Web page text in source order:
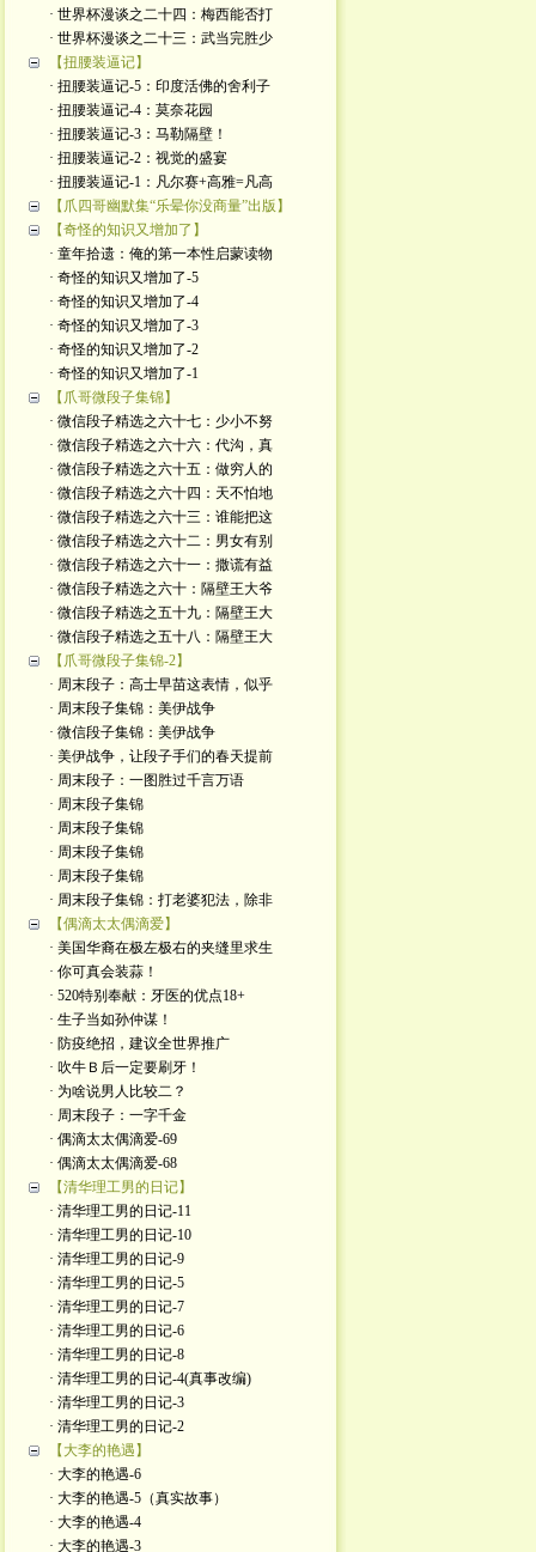
· 世界杯漫谈之二十四：梅西能否打
· 世界杯漫谈之二十三：武当完胜少
【扭腰装逼记】
· 扭腰装逼记-5：印度活佛的舍利子
· 扭腰装逼记-4：莫奈花园
· 扭腰装逼记-3：马勒隔壁！
· 扭腰装逼记-2：视觉的盛宴
· 扭腰装逼记-1：凡尔赛+高雅=凡高
【爪四哥幽默集“乐晕你没商量”出版】
【奇怪的知识又增加了】
· 童年拾遗：俺的第一本性启蒙读物
· 奇怪的知识又增加了-5
· 奇怪的知识又增加了-4
· 奇怪的知识又增加了-3
· 奇怪的知识又增加了-2
· 奇怪的知识又增加了-1
【爪哥微段子集锦】
· 微信段子精选之六十七：少小不努
· 微信段子精选之六十六：代沟，真
· 微信段子精选之六十五：做穷人的
· 微信段子精选之六十四：天不怕地
· 微信段子精选之六十三：谁能把这
· 微信段子精选之六十二：男女有别
· 微信段子精选之六十一：撒谎有益
· 微信段子精选之六十：隔壁王大爷
· 微信段子精选之五十九：隔壁王大
· 微信段子精选之五十八：隔壁王大
【爪哥微段子集锦-2】
· 周末段子：高士早苗这表情，似乎
· 周末段子集锦：美伊战争
· 微信段子集锦：美伊战争
· 美伊战争，让段子手们的春天提前
· 周末段子：一图胜过千言万语
· 周末段子集锦
· 周末段子集锦
· 周末段子集锦
· 周末段子集锦
· 周末段子集锦：打老婆犯法，除非
【偶滴太太偶滴爱】
· 美国华裔在极左极右的夹缝里求生
· 你可真会装蒜！
· 520特别奉献：牙医的优点18+
· 生子当如孙仲谋！
· 防疫绝招，建议全世界推广
· 吹牛Ｂ后一定要刷牙！
· 为啥说男人比较二？
· 周末段子：一字千金
· 偶滴太太偶滴爱-69
· 偶滴太太偶滴爱-68
【清华理工男的日记】
· 清华理工男的日记-11
· 清华理工男的日记-10
· 清华理工男的日记-9
· 清华理工男的日记-5
· 清华理工男的日记-7
· 清华理工男的日记-6
· 清华理工男的日记-8
· 清华理工男的日记-4(真事改编)
· 清华理工男的日记-3
· 清华理工男的日记-2
【大李的艳遇】
· 大李的艳遇-6
· 大李的艳遇-5（真实故事）
· 大李的艳遇-4
· 大李的艳遇-3